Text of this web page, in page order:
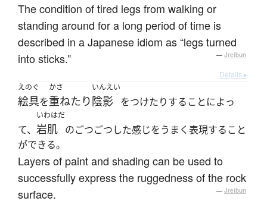
The condition of tired legs from walking or
standing around for a long period of time is
described in a Japanese idiom as “legs turned
into sticks.”
— Jreibun
Details ▸
えのぐ
絵具を
かさ
重ねたり
いんえい
陰影 をつけたりすることによっ
て、
いわはだ
岩肌 のごつごつした感じをうまく表現すること
ができる。
Layers of paint and shading can be used to
successfully express the ruggedness of the rock
surface.
— Jreibun